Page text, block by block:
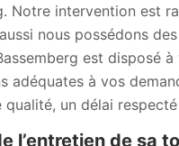
Notre intervention est
nous possédons
est disposé
adéquates à vos
un délai
l’entretien de sa